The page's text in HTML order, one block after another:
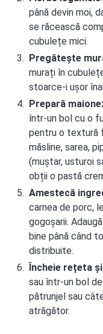
până devin moi,
se răcească
cubulețe mici.
Pregătește
murați în
stoarce-i ușor
Prepară
într-un bol cu o
pentru o textură
măsline, sarea,
(muștar, usturoi
obții o pastă
Amestecă
carnea de porc,
gogoșarii.
bine până când
distribuite.
Încheie rețeta
sau într-un bol
pătrunjel sau
atrăgător.